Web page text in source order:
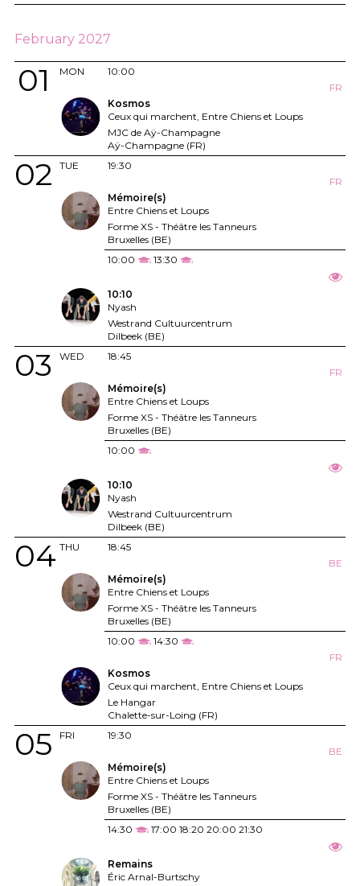
February 2027
MON
01
10:00
FR
Kosmos
Ceux qui marchent, Entre Chiens et Loups
MJC de Aÿ-Champagne
Aÿ-Champagne (FR)
TUE
02
19:30
FR
Mémoire(s)
Entre Chiens et Loups
Forme XS - Théâtre les Tanneurs
Bruxelles (BE)
10:00
13:30
10:10
Nyash
Westrand Cultuurcentrum
Dilbeek (BE)
WED
03
18:45
FR
Mémoire(s)
Entre Chiens et Loups
Forme XS - Théâtre les Tanneurs
Bruxelles (BE)
10:00
10:10
Nyash
Westrand Cultuurcentrum
Dilbeek (BE)
THU
04
18:45
BE
Mémoire(s)
Entre Chiens et Loups
Forme XS - Théâtre les Tanneurs
Bruxelles (BE)
10:00
14:30
FR
Kosmos
Ceux qui marchent, Entre Chiens et Loups
Le Hangar
Chalette-sur-Loing (FR)
FRI
05
19:30
BE
Mémoire(s)
Entre Chiens et Loups
Forme XS - Théâtre les Tanneurs
Bruxelles (BE)
14:30
17:00 18:20 20:00 21:30
Remains
Éric Arnal-Burtschy